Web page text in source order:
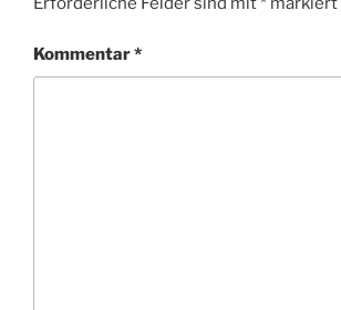
Kommentar*